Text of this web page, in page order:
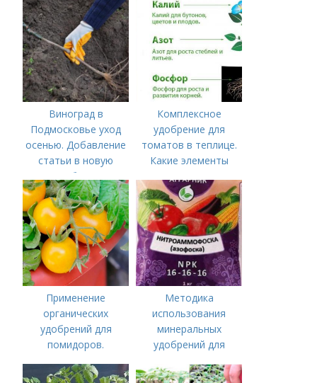
подкормки "по листу"
Виноград в
Подмосковье уход
осенью. Добавление
статьи в новую
подборку
Комплексное
удобрение для
томатов в теплице.
Какие элементы
особенности их
внесения
Применение
органических
удобрений для
помидоров.
удобрения для
Методика
использования
минеральных
удобрений для
Минеральное